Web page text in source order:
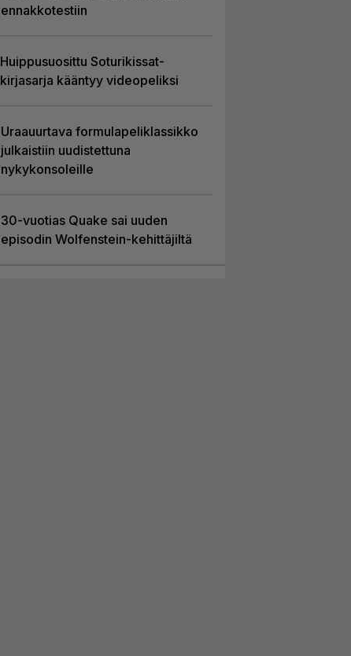
ennakkotestiin
Huippusuosittu Soturikissat-
kirjasarja kääntyy videopeliksi
Uraauurtava formulapeliklassikko
julkaistiin uudistettuna
nykykonsoleille
30-vuotias Quake sai uuden
episodin Wolfenstein-kehittäjiltä